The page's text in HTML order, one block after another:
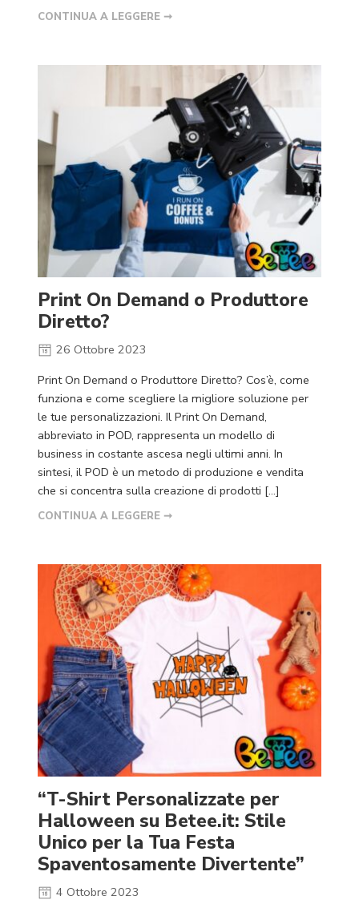
CONTINUA A LEGGERE ➞
Print On Demand o Produttore
Diretto?
26 Ottobre 2023
Print On Demand o Produttore Diretto? Cos’è, come
funziona e come scegliere la migliore soluzione per
le tue personalizzazioni. Il Print On Demand,
abbreviato in POD, rappresenta un modello di
business in costante ascesa negli ultimi anni. In
sintesi, il POD è un metodo di produzione e vendita
che si concentra sulla creazione di prodotti […]
CONTINUA A LEGGERE ➞
“T-Shirt Personalizzate per
Halloween su Betee.it: Stile
Unico per la Tua Festa
Spaventosamente Divertente”
4 Ottobre 2023